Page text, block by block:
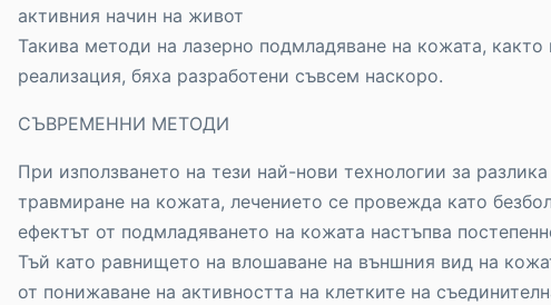
активния начин на живот
Такива методи на лазерно подмладяване на кожата, както
реализация, бяха разработени съвсем наскоро.
СЪВРЕМЕННИ МЕТОДИ
При използването на тези най-нови технологии за
травмиране на кожата, лечението се провежда като
ефектът от подмладяването на кожата настъпва
Тъй като равнището на влошаване на външния вид на
от понижаване на активността на клетките на